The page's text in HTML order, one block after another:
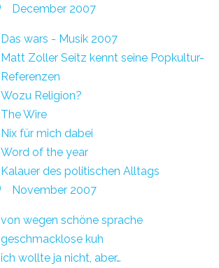
December 2007
Das wars - Musik 2007
Matt Zoller Seitz kennt seine Popkultur-
Referenzen
Wozu Religion?
The Wire
Nix für mich dabei
Word of the year
Kalauer des politischen Alltags
November 2007
von wegen schöne sprache
geschmacklose kuh
ich wollte ja nicht, aber…